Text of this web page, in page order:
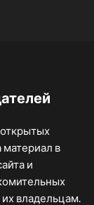
в
и
владельцам.